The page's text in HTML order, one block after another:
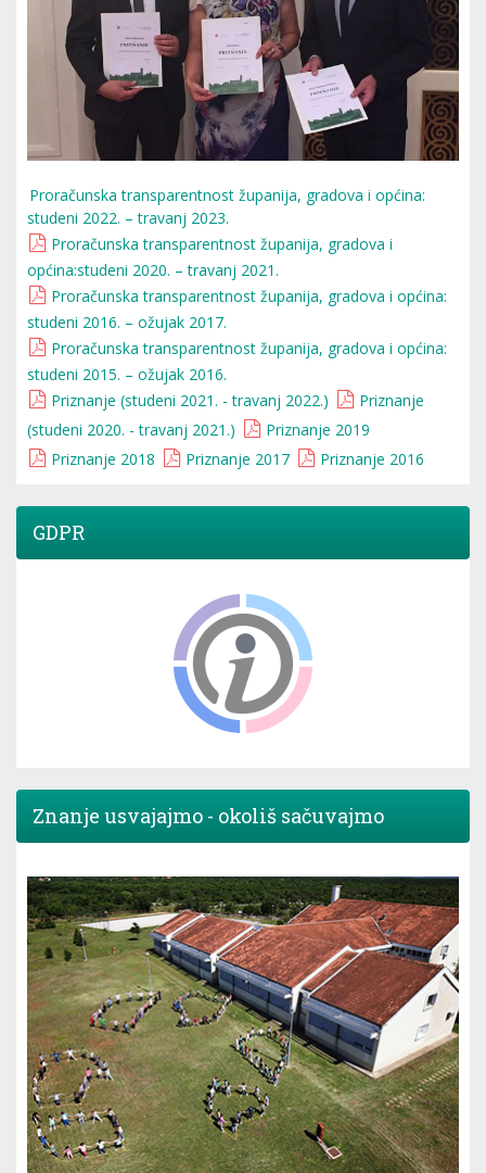
Proračunska transparentnost županija, gradova i općina:
studeni 2022. – travanj 2023.
Proračunska transparentnost županija, gradova i
općina:studeni 2020. – travanj 2021.
Proračunska transparentnost županija, gradova i općina:
studeni 2016. – ožujak 2017.
Proračunska transparentnost županija, gradova i općina:
studeni 2015. – ožujak 2016.
Priznanje (studeni 2021. - travanj 2022.)
Priznanje
(studeni 2020. - travanj 2021.)
Priznanje 2019
Priznanje 2018
Priznanje 2017 Priznanje 2016
GDPR
Znanje usvajajmo - okoliš sačuvajmo